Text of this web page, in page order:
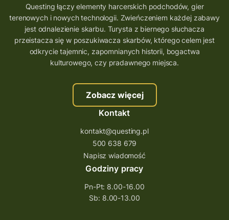
Questing łączy elementy harcerskich podchodów, gier
terenowych i nowych technologii. Zwieńczeniem każdej zabawy
jest odnalezienie skarbu. Turysta z biernego słuchacza
przeistacza się w poszukiwacza skarbów, którego celem jest
odkrycie tajemnic, zapomnianych historii, bogactwa
kulturowego, czy pradawnego miejsca.
Zobacz więcej
Kontakt
kontakt@questing.pl
500 638 679
Napisz wiadomość
Godziny pracy
Pn-Pt: 8.00-16.00
Sb: 8.00-13.00